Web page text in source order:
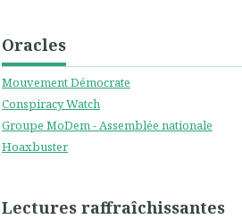
Oracles
Mouvement Démocrate
Conspiracy Watch
Groupe MoDem - Assemblée nationale
Hoaxbuster
Lectures raffraîchissantes